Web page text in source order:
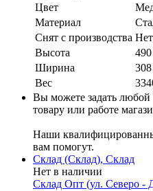
Цвет
Материал
Cнят с производства Нет
Высота
Ширина
Вес
Вы можете задать
товару или работе
Наши
вам помогут.
Склад (Склад), Склад
Нет в наличии
Склад Опт (ул. Северо -